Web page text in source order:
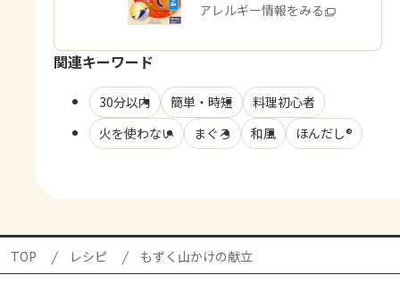
商品・アレルギー情報をみる
関連キーワード
30分以内 簡単・時短
料理初心者
火を使わない
まぐろ 和風 ほんだし®
TOP レシピ もずく山かけの献立